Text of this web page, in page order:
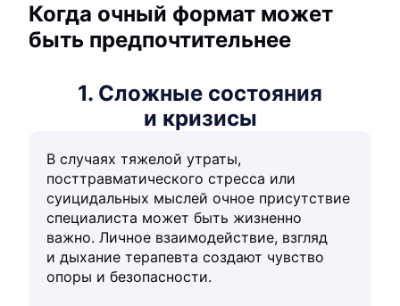
Когда очный формат может
быть предпочтительнее
1. Сложные состояния
и кризисы
В случаях тяжелой утраты,
посттравматического стресса или
суицидальных мыслей очное присутствие
специалиста может быть жизненно
важно. Личное взаимодействие, взгляд
и дыхание терапевта создают чувство
опоры и безопасности.